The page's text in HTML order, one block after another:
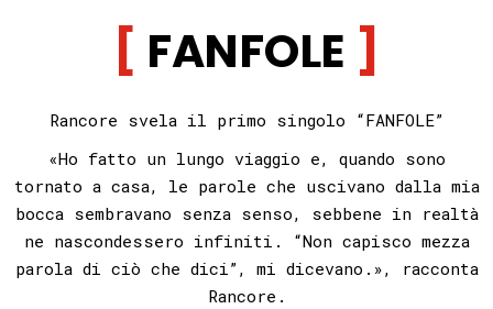
FANFOLE
Rancore svela il primo singolo “FANFOLE”
«Ho fatto un lungo viaggio e, quando sono
tornato a casa, le parole che uscivano dalla mia
bocca sembravano senza senso, sebbene in realtà
ne nascondessero infiniti. “Non capisco mezza
parola di ciò che dici”, mi dicevano.», racconta
Rancore.